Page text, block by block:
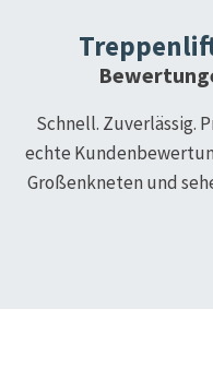
Schnell. Zuverlässig.
echte
Großenkneten und